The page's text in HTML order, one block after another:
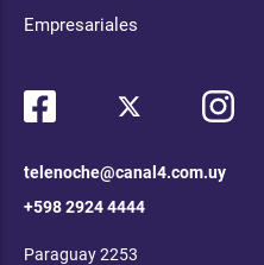
Empresariales
telenoche@canal4.com.uy
+598 2924 4444
Paraguay 2253